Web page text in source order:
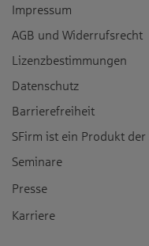
Impressum
AGB und Widerrufsrecht
Lizenzbestimmungen
Datenschutz
Barrierefreiheit
SFirm ist ein Produkt der
Seminare
Presse
Karriere